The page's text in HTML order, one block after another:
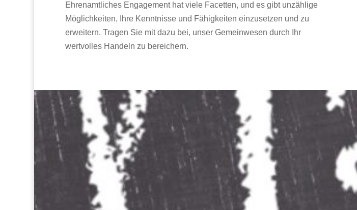
Ehrenamtliches Engagement hat viele Facetten, und es gibt unzählige
Möglichkeiten, Ihre Kenntnisse und Fähigkeiten einzusetzen und zu
erweitern. Tragen Sie mit dazu bei, unser Gemeinwesen durch Ihr
wertvolles Handeln zu bereichern.